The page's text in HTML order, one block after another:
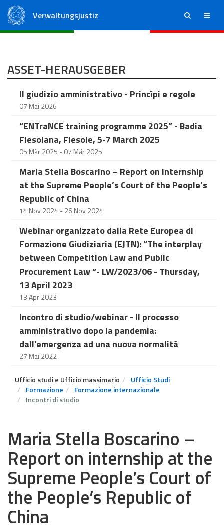
Verwaltungsjustiz ricerca menu
ASSET-HERAUSGEBER
Il giudizio amministrativo - Princìpi e regole
07 Mai 2026
“ENTraNCE training programme 2025” - Badia
Fiesolana, Fiesole, 5-7 March 2025
05 Mär 2025 - 07 Mär 2025
Maria Stella Boscarino – Report on internship
at the Supreme People’s Court of the People’s
Republic of China
14 Nov 2024 - 26 Nov 2024
Webinar organizzato dalla Rete Europea di
Formazione Giudiziaria (EJTN): “The interplay
between Competition Law and Public
Procurement Law “- LW/2023/06 - Thursday,
13 April 2023
13 Apr 2023
Incontro di studio/webinar - Il processo
amministrativo dopo la pandemia:
dall'emergenza ad una nuova normalità
27 Mai 2022
Ufficio studi e Ufficio massimario
Ufficio Studi
Formazione
Formazione internazionale
Incontri di studio
Maria Stella Boscarino –
Report on internship at the
Supreme People’s Court of
the People’s Republic of
China